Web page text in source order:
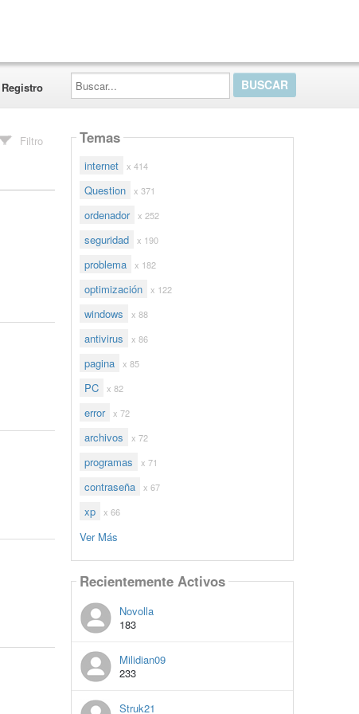
Registro
Buscar...
Filtro Temas
internet x 414
Question x 371
ordenador x 252
seguridad x 190
problema x 182
optimización x 122
windows x 88
antivirus x 86
pagina x 85
PC x 82
error x 72
archivos x 72
programas x 71
contraseña x 67
xp x 66
Ver Más
Recientemente Activos
Novolla
183
Milidian09
233
Struk21